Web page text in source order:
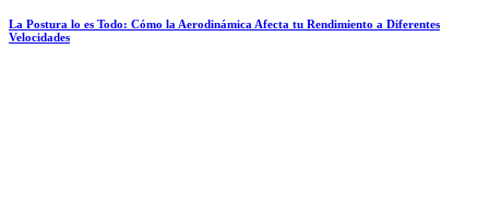
La Postura lo es Todo: Cómo la Aerodinámica Afecta tu Rendimiento a Diferentes
Velocidades